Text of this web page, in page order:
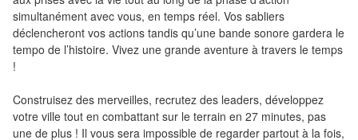
à
Collectionner
(TCG)
Classiques
simultanément avec vous, en temps réel. Vos sabliers
déclencheront vos actions tandis qu’une bande sonore gardera le
tempo de l’histoire. Vivez une grande aventure à travers le temps
!
Construisez des merveilles, recrutez des leaders, développez
votre ville tout en combattant sur le terrain en 27 minutes, pas
une de plus ! Il vous sera impossible de regarder partout à la fois,